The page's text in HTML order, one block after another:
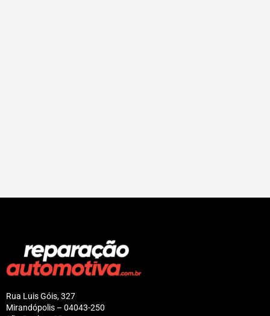
Rua Luis Góis, 327
Mirandópolis – 04043-250